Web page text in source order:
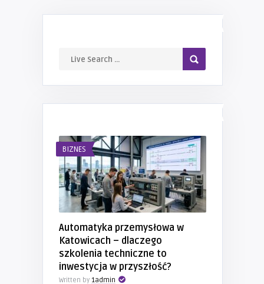
BIZNES
Automatyka przemysłowa w
Katowicach – dlaczego
szkolenia techniczne to
inwestycja w przyszłość?
Written by 1admin